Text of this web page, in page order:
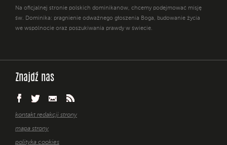
Na oficjalnej stronie polskich dominikanów, chcemy podejmować misję
św. Dominika: pragnienie odważnego głoszenia Boga, budowanie życia
we wspólnocie oraz poszukiwania prawdy w świecie.
Znajdź nas
kontakt redakcji strony
mapa strony
polityka cookies